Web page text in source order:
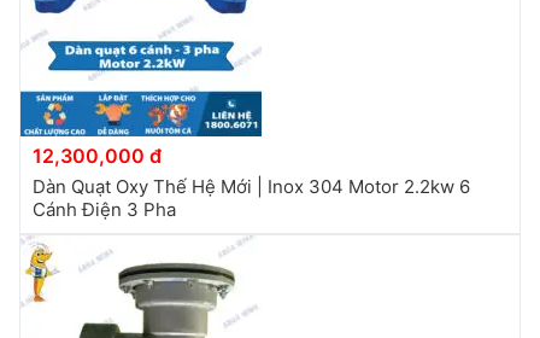
12,300,000 đ
Dàn Quạt Oxy Thế Hệ Mới | Inox 304 Motor 2.2kw 6
Cánh Điện 3 Pha